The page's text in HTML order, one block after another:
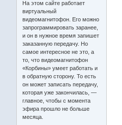
На этом сайте работает
виртуальный
видеомагнитофон. Его можно
запрограммировать заранее,
и он в нужное время запишет
заказанную передачу. Но
самое интересное не это, а
то, что видеомагнитофон
«Корбины» умеет работать и
в обратную сторону. То есть
он может записать передачу,
которая уже закончилась, —
главное, чтобы с момента
эфира прошло не больше
месяца.